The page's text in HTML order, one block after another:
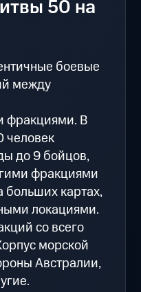
50 на
боевые
между
фракциями. В
человек
до 9 бойцов,
фракциями
больших картах,
локациями.
со всего
морской
Австралии,